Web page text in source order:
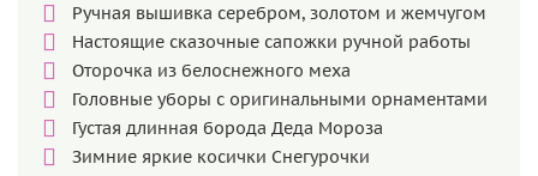
Ручная вышивка серебром, золотом и жемчугом
Настоящие сказочные сапожки ручной работы
Оторочка из белоснежного меха
Головные уборы с оригинальными орнаментами
Густая длинная борода Деда Мороза
Зимние яркие косички Снегурочки